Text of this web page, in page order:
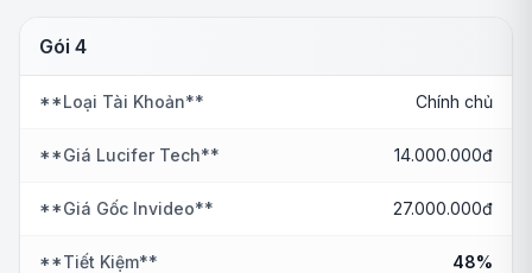
Gói 4
**Loại Tài Khoản** Chính chủ
**Giá Lucifer Tech** 14.000.000đ
**Giá Gốc Invideo** 27.000.000đ
**Tiết Kiệm** 48%